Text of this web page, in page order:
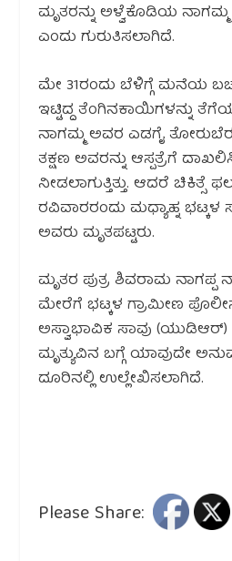
ಮೃತರನ್ನು ಅಳ್ವೆಕೊಡಿಯ ನಾಗಮ್ಮ
ಎಂದು ಗುರುತಿಸಲಾಗಿದೆ.
ಮೇ 31ರಂದು ಬೆಳಿಗ್ಗೆ ಮನೆಯ
ಇಟ್ಟಿದ್ದ ತೆಂಗಿನಕಾಯಿಗಳನ್ನು
ನಾಗಮ್ಮ ಅವರ ಎಡಗೈ
ತಕ್ಷಣ ಅವರನ್ನು ಆಸ್ಪತ್ರೆಗೆ
ನೀಡಲಾಗುತ್ತಿತ್ತು. ಆದರೆ ಚಿಕಿತ್ಸೆ
ರವಿವಾರರಂದು ಮಧ್ಯಾಹ್ನ ಭಟ್ಕಳ
ಅವರು ಮೃತಪಟ್ಟರು.
ಮೃತರ ಪುತ್ರ ಶಿವರಾಮ
ಮೇರೆಗೆ ಭಟ್ಕಳ ಗ್ರಾಮೀಣ
ಅಸ್ವಾಭಾವಿಕ ಸಾವು (ಯುಡಿಆರ್)
ಮೃತ್ಯುವಿನ ಬಗ್ಗೆ ಯಾವುದೇ
ದೂರಿನಲ್ಲಿ ಉಲ್ಲೇಖಿಸಲಾಗಿದೆ.
Please Share: